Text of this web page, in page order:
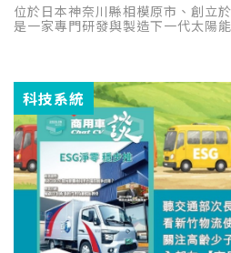
位於日本神奈川縣相模原市、創立
是一家專門研發與製造下一代太陽
工和模具設計製造）進行合作，開
車，目前正在進行各種道路實測，
碳中和」之目標。
科技系統